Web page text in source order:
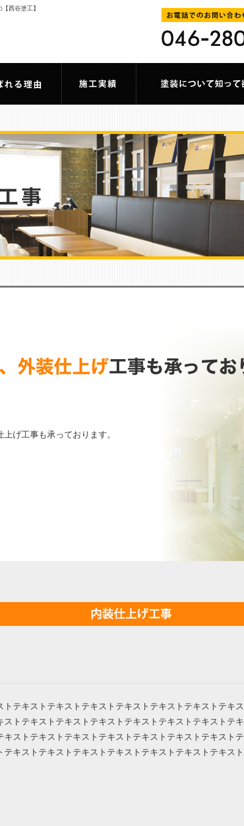
【西谷塗工】
げ工事も承っております。
テキストテキストテキストテキストテキストテキストテキス
トテキストテキストテキストテキストテキストテキストテキ
ストテキストテキストテキストテキストテキストテキストテ
キストテキストテキストテキストテキストテキストテキスト